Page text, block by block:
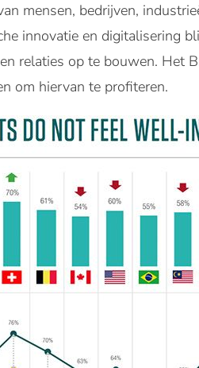
mensen, bedrijven,
innovatie en digitalisering
relaties op te bouwen. Het
om hiervan te profiteren.